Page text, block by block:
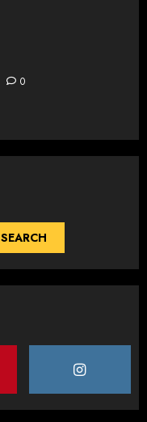
0
SEARCH